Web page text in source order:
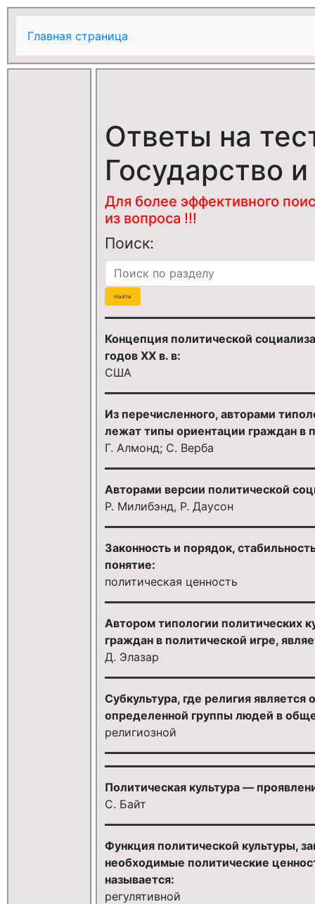
Главная страница
Ответы на
Государство
Для более эффективного
из вопроса !!!
Поиск:
Концепция политической
годов XX в. в:
США
Из перечисленного, авторами
лежат типы ориентации граждан в
Г. Алмонд; С. Верба
Авторами версии политической
Р. Милибэнд, Р. Даусон
Законность и порядок,
понятие:
политическая ценность
Автором типологии политических
граждан в политической игре,
Д. Элазар
Субкультура, где религия
определенной группы людей в
религиозной
Политическая культура —
С. Байт
Функция политической культуры,
необходимые политические
называется:
регулятивной